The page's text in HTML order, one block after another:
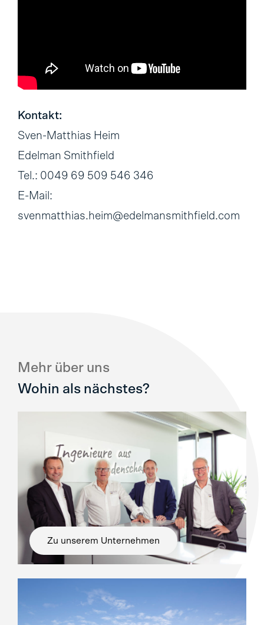
Kontakt:
Sven-Matthias Heim
Edelman Smithfield
Tel.: 0049 69 509 546 346
E-Mail:
svenmatthias.heim@edelmansmithfield.com
Mehr über uns
Wohin als nächstes?
Zu unserem Unternehmen